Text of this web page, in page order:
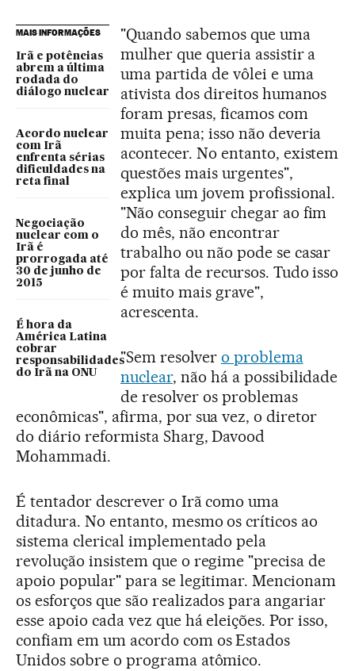
MAIS INFORMAÇÕES
Irã e potências
abrem a última
rodada do
diálogo nuclear
Acordo nuclear
com Irã
enfrenta sérias
dificuldades na
reta final
Negociação
nuclear com o
Irã é
prorrogada até
30 de junho de
2015
É hora da
América Latina
cobrar
responsabilidades
do Irã na ONU
"Quando sabemos que uma
mulher que queria assistir a
uma partida de vôlei e uma
ativista dos direitos humanos
foram presas, ficamos com
muita pena; isso não deveria
acontecer. No entanto, existem
questões mais urgentes",
explica um jovem profissional.
"Não conseguir chegar ao fim
do mês, não encontrar
trabalho ou não pode se casar
por falta de recursos. Tudo isso
é muito mais grave",
acrescenta.
"Sem resolver o problema
nuclear, não há a possibilidade
de resolver os problemas
econômicas", afirma, por sua vez, o diretor
do diário reformista Sharg, Davood
Mohammadi.
É tentador descrever o Irã como uma
ditadura. No entanto, mesmo os críticos ao
sistema clerical implementado pela
revolução insistem que o regime "precisa de
apoio popular" para se legitimar. Mencionam
os esforços que são realizados para angariar
esse apoio cada vez que há eleições. Por isso,
confiam em um acordo com os Estados
Unidos sobre o programa atômico.